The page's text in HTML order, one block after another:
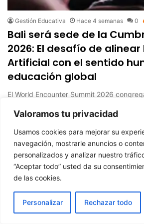
Valoramos tu privacidad
Usamos cookies para mejorar su
navegación, mostrarle anuncios o
personalizados y analizar nuestro
“Aceptar todo” usted da su
de las cookies.
Personalizar Rechazar todo
(enseñar
01:05:512020-05-29
28
Realidad virtual en
experiencia del
sobre el 25 de mayo
09:182020-05-25
reflexiones
2020-05-24
30
Cómo grabar tu
nada.
El desafío de
Gestión Educativa Hace 4 semanas 0
Bali será sede de la
2026: El desafío de
Artificial con el sentido
educación global
El World Encounter Summit 2026
abordar el impacto de la…
2026-03-17
Abierta la
integrar la
la gestión de la